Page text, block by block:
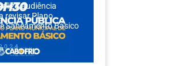
audiência
revisar Plano
Saneamento Básico